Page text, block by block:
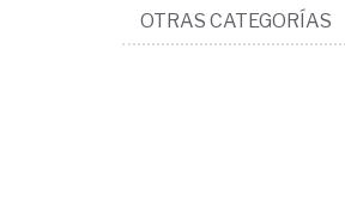
OTRAS CATEGORÍAS